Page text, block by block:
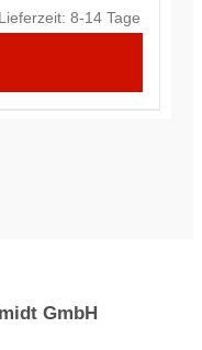
Lieferzeit: 8-14 Tage
GmbH